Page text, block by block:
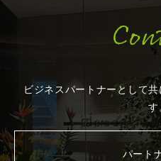
ビジネスパートナーとして
す
パート